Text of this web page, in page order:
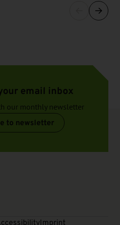
email inbox
our monthly newsletter
to newsletter
Imprint